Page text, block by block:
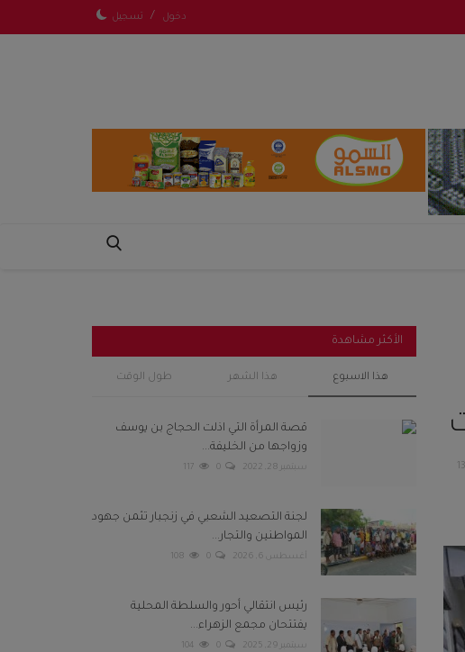
دخول / تسجيل
الأكثر مشاهدة
هذا الاسبوع هذا الشهر طول الوقت
قصة المرأة التي اذلت الحجاج بن يوسف
وزواجها من الخليفة...
سبتمبر 28, 2022 0
117
لجنة التصعيد الشعبي في زنجبار تثمن جهود
المواطنين والتجار...
أغسطس 6, 2026 0
108
رئيس انتقالي أحور والسلطة المحلية
يفتتحان مجمع الزهراء...
سبتمبر 29, 2025 0
104